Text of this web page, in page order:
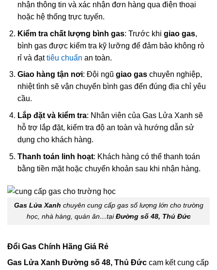
nhận thông tin và xác nhận đơn hàng qua điện thoại
hoặc hệ thống trực tuyến.
Kiểm tra chất lượng bình gas: Trước khi giao gas,
bình gas được kiểm tra kỹ lưỡng để đảm bảo không rò
rỉ và đạttiêu chuẩn an toàn.
Giao hàng tận nơi: Đội ngũ giao gaschuyên nghiệp,
nhiệt tình sẽ vận chuyển bình gas đến đúng địa chỉ yêu
cầu.
Lắp đặt và kiểm tra: Nhân viên của Gas Lửa Xanh sẽ
hỗ trợ lắp đặt, kiểm tra độ an toàn và hướng dẫn sử
dụng cho khách hàng.
Thanh toán linh hoạt: Khách hàng có thể thanh toán
bằng tiền mặt hoặc chuyển khoản sau khi nhận hàng.
Gas Lửa Xanh chuyên cung cấp gas số lượng lớn cho trường
học, nhà hàng, quán ăn…tạiĐường số 48, Thủ Đức
Đổi Gas Chính Hãng Giá Rẻ
Gas Lửa Xanh Đường số 48, Thủ Đức cam kết cung cấp